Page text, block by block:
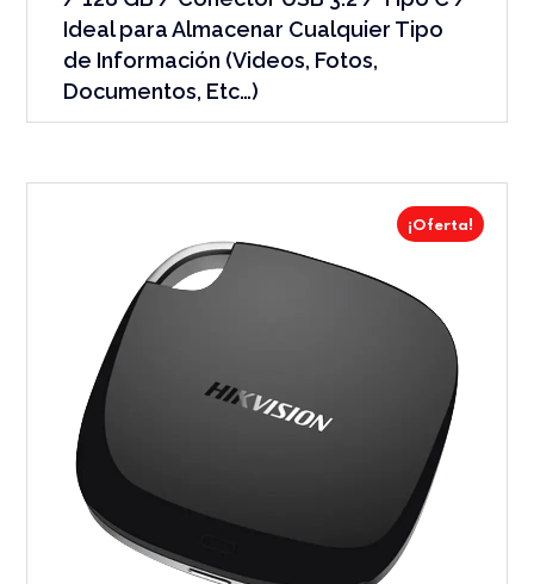
Ideal para Almacenar Cualquier Tipo
de Información (Videos, Fotos,
Documentos, Etc…)
¡Oferta!